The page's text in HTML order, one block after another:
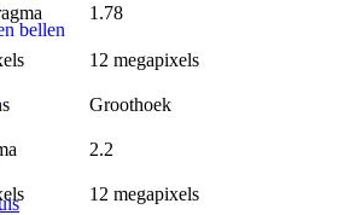
bellen
1.78
12 megapixels
Groothoek
2.2
12 megapixels